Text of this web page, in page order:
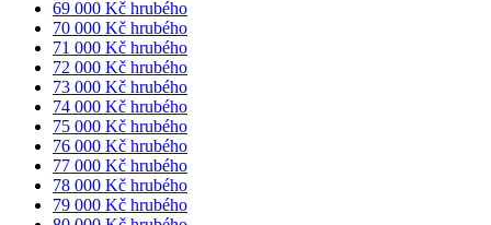
69 000 Kč hrubého
70 000 Kč hrubého
71 000 Kč hrubého
72 000 Kč hrubého
73 000 Kč hrubého
74 000 Kč hrubého
75 000 Kč hrubého
76 000 Kč hrubého
77 000 Kč hrubého
78 000 Kč hrubého
79 000 Kč hrubého